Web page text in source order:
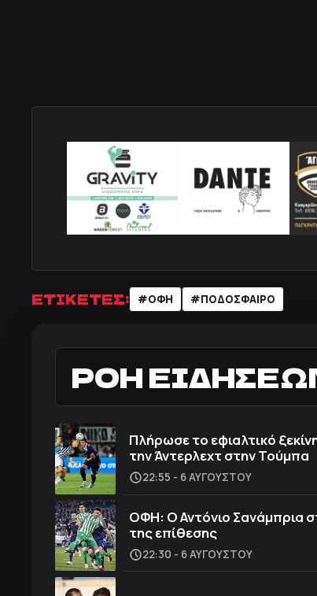
ΕΤΙΚΕΤΕΣ: #ΟΦΗ #ΠΟΔΌΣΦΑΙΡΟ
ΡΟΗ
Πλήρωσε το εφιαλτικό
την Άντερλεχτ στην Τούμπα
22:55 - 6 ΑΥΓΟΎΣΤΟΥ
ΟΦΗ: Ο Αντόνιο Σανάμπρια
της επίθεσης
22:30 - 6 ΑΥΓΟΎΣΤΟΥ